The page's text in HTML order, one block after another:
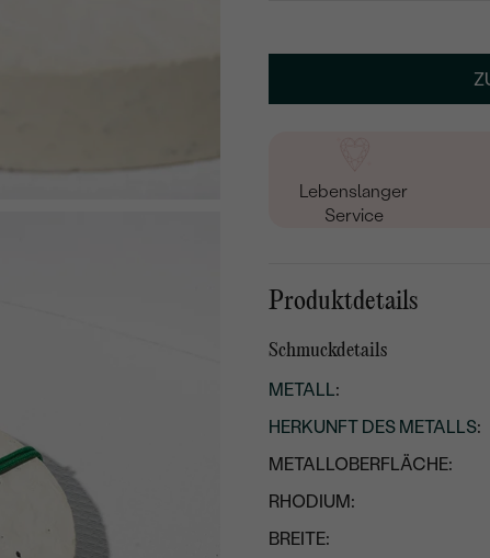
Geben Sie Initialen/Text
Lebenslanger
Service
Produktdetails
Schmuckdetails
METALL:
HERKUNFT DES METALLS:
METALLOBERFLÄCHE:
RHODIUM:
BREITE: